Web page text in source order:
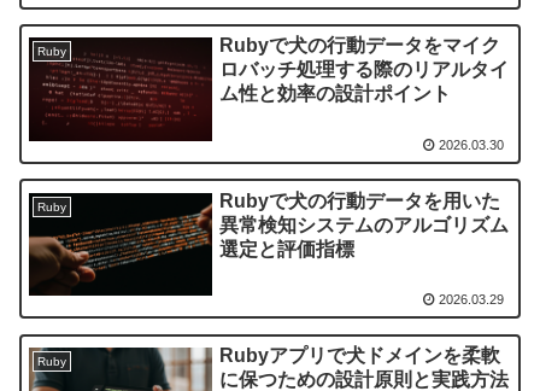
Ruby
Rubyで犬の行動データをマイク
ロバッチ処理する際のリアルタイ
ム性と効率の設計ポイント
2026.03.30
Ruby
Rubyで犬の行動データを用いた
異常検知システムのアルゴリズム
選定と評価指標
2026.03.29
Ruby
Rubyアプリで犬ドメインを柔軟
に保つための設計原則と実践方法